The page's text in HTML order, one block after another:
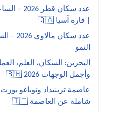
عدد سكان
| قارة آسيا 🇶🇦
عدد
النمو
البحرين: السكان، العلم،
وأجمل الوجهات 2026 🇧🇭
عاصمة ترينيداد وتوباغو
شاملة عن العاصمة 🇹🇹